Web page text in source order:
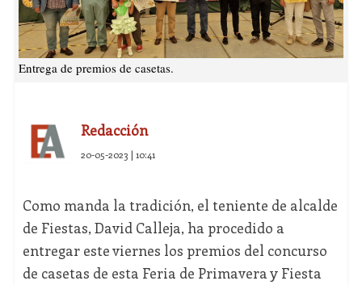
Entrega de premios de casetas.
Redacción
20-05-2023 | 10:41
Como manda la tradición, el teniente de alcalde
de Fiestas, David Calleja, ha procedido a
entregar este viernes los premios del concurso
de casetas de esta Feria de Primavera y Fiesta